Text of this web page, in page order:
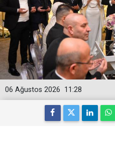
11:28
06 Ağustos 2026